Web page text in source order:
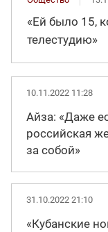
«Ей было 15,
телестудию»
10.11.2022 11:28
Айза: «Даже
российская
за собой»
31.10.2022 21:10
«Кубанские